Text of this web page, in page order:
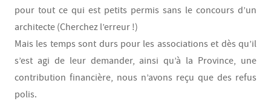
pour tout ce qui est petits permis sans le concours d’un
architecte (Cherchez l’erreur !)
Mais les temps sont durs pour les associations et dès qu’il
s’est agi de leur demander, ainsi qu’à la Province, une
contribution financière, nous n’avons reçu que des refus
polis.